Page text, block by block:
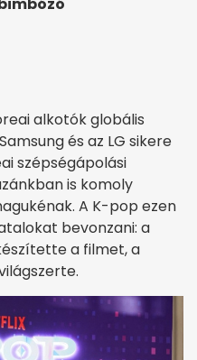
alkotók globális
és az LG sikere
szépségápolási
is komoly
A K-pop ezen
bevonzani: a
a filmet, a